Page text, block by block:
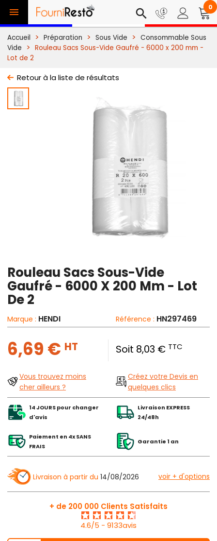
 search 0
Accueil Préparation Sous Vide
Consommable Sous
Vide
Rouleau Sacs Sous-Vide Gaufré - 6000 x 200 mm -
Lot de 2
Retour à la liste de résultats
Rouleau Sacs Sous-Vide
Gaufré - 6000 X 200 Mm - Lot
De 2
Marque : HENDI Référence : HN297469
6,69 € HT Soit 8,03 € TTC
Vous trouvez moins
cher ailleurs ?
Créez votre Devis en
quelques clics
14 JOURS pour changer
d'avis
Livraison EXPRESS
24/48h
Paiement en 4x SANS
FRAIS
Garantie 1 an
Livraison à partir du 14/08/2026 voir + d'options
+ de 200 000 Clients Satisfaits
4.6/5 - 9133avis